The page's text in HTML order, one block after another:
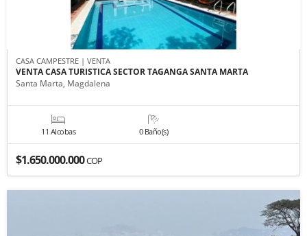
CASA CAMPESTRE | VENTA
VENTA CASA TURISTICA SECTOR TAGANGA SANTA MARTA
Santa Marta, Magdalena
11 Alcobas 0 Baño(s)
$1.650.000.000COP